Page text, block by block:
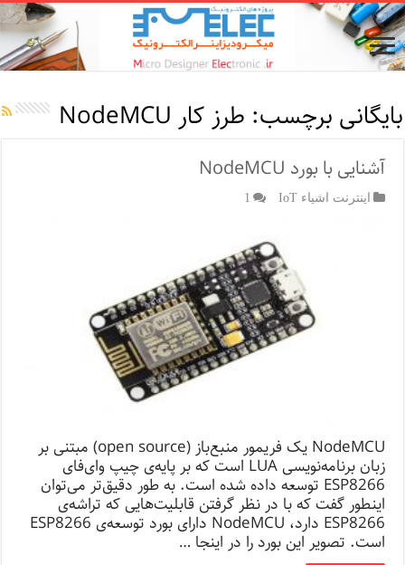
بایگانی برچسب: طرز کار NodeMCU
آشنایی با بورد NodeMCU
اینترنت اشیاء IoT 1
NodeMCU یک فریمور منبع‌باز (open source) مبتنی بر
زبان برنامه‌نویسی LUA است که بر پایه‌ی چیپ وای‌فای
ESP8266 توسعه داده شده است. به طور دقیق‌تر می‌توان
اینطور گفت که با در نظر گرفتن قابلیت‌هایی که تراشه‌ی
ESP8266 دارد، NodeMCU دارای بورد توسعه‌ی ESP8266
است. تصویر این بورد را در اینجا …